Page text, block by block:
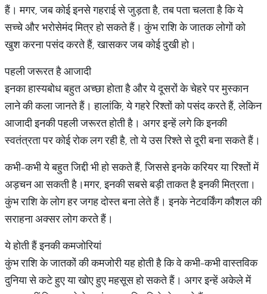
हैं। मगर, जब कोई इनसे गहराई से जुड़ता है, तब पता चलता है कि ये
सच्चे और भरोसेमंद मित्र हो सकते हैं। कुंभ राशि के जातक लोगों को
खुश करना पसंद करते हैं, खासकर जब कोई दुखी हो।
पहली जरूरत है आजादी
इनका हास्यबोध बहुत अच्छा होता है और ये दूसरों के चेहरे पर मुस्कान
लाने की कला जानते हैं। हालांकि, ये गहरे रिश्तों को पसंद करते हैं, लेकिन
आजादी इनकी पहली जरूरत होती है। अगर इन्हें लगे कि इनकी
स्वतंत्रता पर कोई रोक लग रही है, तो ये उस रिश्ते से दूरी बना सकते हैं।
कभी-कभी ये बहुत जिद्दी भी हो सकते हैं, जिससे इनके करियर या रिश्तों में
अड़चन आ सकती है।मगर, इनकी सबसे बड़ी ताकत है इनकी मित्रता।
कुंभ राशि के लोग हर जगह दोस्त बना लेते हैं। इनके नेटवर्किंग कौशल की
सराहना अक्सर लोग करते हैं।
ये होती हैं इनकी कमजोरियां
कुंभ राशि के जातकों की कमजोरी यह होती है कि वे कभी-कभी वास्तविक
दुनिया से कटे हुए या खोए हुए महसूस हो सकते हैं। अगर इन्हें अकेले में